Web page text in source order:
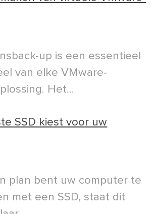
up is een essentieel
van elke VMware-
Het...
SSD kiest voor uw
plan bent uw computer te
met een SSD, staat dit